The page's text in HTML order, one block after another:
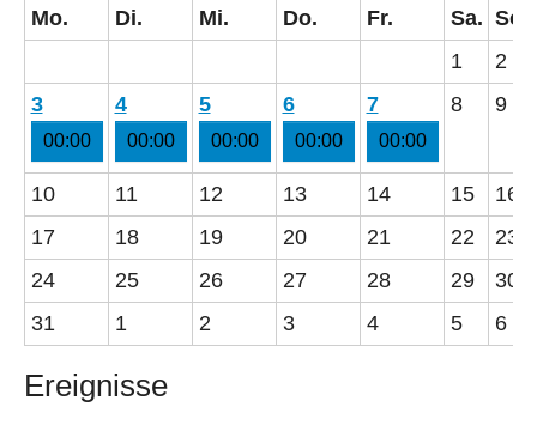
Mo. Di. Mi. Do. Fr. Sa. So.
1
2
3
00:00
4
00:00
5
00:00
6
00:00
7
00:00
8 9
10 11 12 13 14 15
16
17
18 19 20 21 22
23
24
25 26 27 28 29
30
31
1 2 3 4 5 6
Ereignisse